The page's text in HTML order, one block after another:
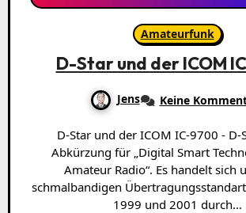
Amateurfunk
D-Star und der ICOM
Jens Keine
D-Star und der ICOM IC-9700 - D-Star ist die
Abkürzung für „Digital Smart
Amateur Radio“. Es handelt sich
schmalbandigen
1999 und 2001 durch…